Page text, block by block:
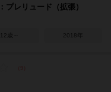
プレリュード（拡張）
12歳～ 2018年